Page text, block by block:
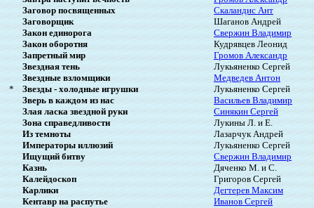
Заговор посвященных
Скаландис Ант
Заговорщик
Шаганов Андрей
Закон единорога
Свержин Владимир
Закон оборотня
Кудрявцев Леонид
Запретный мир
Громов Александр
Звездная тень
Лукьяненко Сергей
Звездные взломщики
Медведев Антон
*
Звезды - холодные игрушки
Лукьяненко Сергей
Зверь в каждом из нас
Васильев Владимир
Злая ласка звездной руки
Синякин Сергей
Зона справедливости
Лукины Л. и Е.
Из темноты
Лазарчук Андрей
Императоры иллюзий
Лукьяненко Сергей
Ищущий битву
Свержин Владимир
Казнь
Дяченко М. и С.
Калейдоскоп
Григоров Сергей
Карлики
Дегтерев Максим
Кентавр на распутье
Иванов Сергей